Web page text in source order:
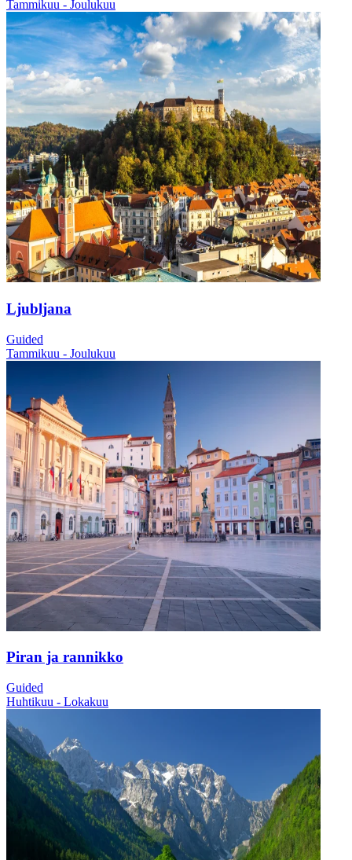
Tammikuu - Joulukuu
Ljubljana
Guided
Tammikuu - Joulukuu
Piran ja rannikko
Guided
Huhtikuu - Lokakuu